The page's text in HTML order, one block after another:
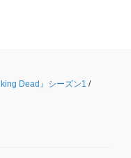
Dead』シーズン1 /